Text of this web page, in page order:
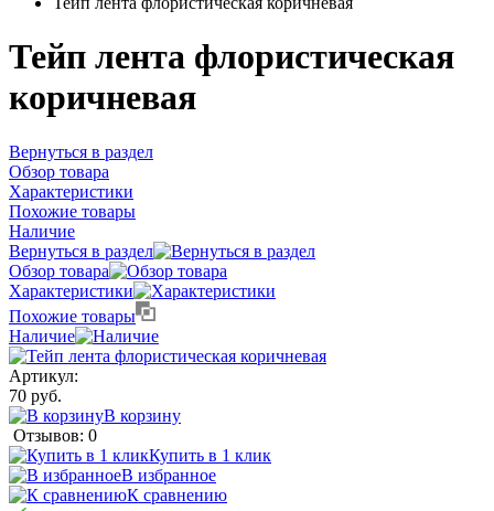
Тейп лента флористическая
коричневая
Вернуться в раздел
Обзор товара
Характеристики
Похожие товары
Наличие
Вернуться в раздел
Обзор товара
Характеристики
Похожие товары
Наличие
Артикул:
70 руб.
В корзину
Отзывов: 0
Купить в 1 клик
В избранное
К сравнению